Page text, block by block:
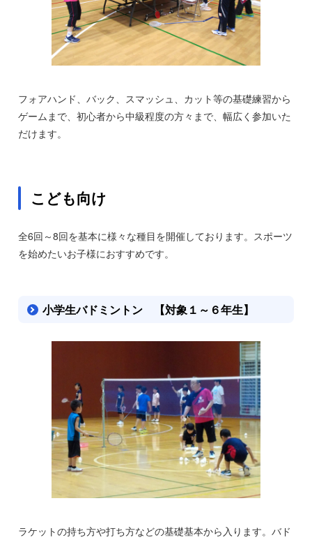
フォアハンド、バック、スマッシュ、カット等の基礎練習から
ゲームまで、初心者から中級程度の方々まで、幅広く参加いた
だけます。
こども向け
全6回～8回を基本に様々な種目を開催しております。スポーツ
を始めたいお子様におすすめです。
小学生バドミントン 【対象１～６年生】
ラケットの持ち方や打ち方などの基礎基本から入ります。バド